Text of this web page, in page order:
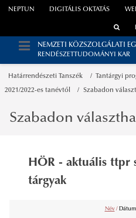
NEPTUN DIGITÁLIS OKTATÁS
NEMZETI KÖZSZOLGÁLATI
RENDÉSZETTUDOMÁNYI KAR
Határrendészeti Tanszék Tantárgyi
2021/2022-es tanévtől Szabadon
Szabadon
HÖR - aktuális ttpr
tárgyak
Név/ Dátum